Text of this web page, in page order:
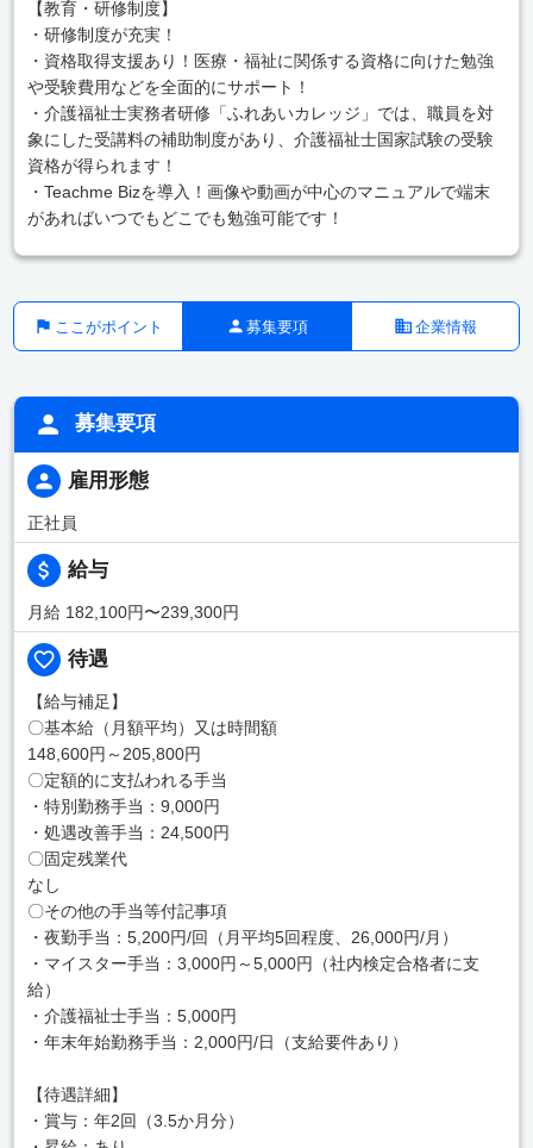
【教育・研修制度】
・研修制度が充実！
・資格取得支援あり！医療・福祉に関係する資格に向けた勉強
や受験費用などを全面的にサポート！
・介護福祉士実務者研修「ふれあいカレッジ」では、職員を対
象にした受講料の補助制度があり、介護福祉士国家試験の受験
資格が得られます！
・Teachme Bizを導入！画像や動画が中心のマニュアルで端末
があればいつでもどこでも勉強可能です！
ここがポイント 募集要項 企業情報
募集要項
雇用形態
正社員
給与
月給 182,100円〜239,300円
待遇
【給与補足】
〇基本給（月額平均）又は時間額
148,600円～205,800円
〇定額的に支払われる手当
・特別勤務手当：9,000円
・処遇改善手当：24,500円
〇固定残業代
なし
〇その他の手当等付記事項
・夜勤手当：5,200円/回（月平均5回程度、26,000円/月）
・マイスター手当：3,000円～5,000円（社内検定合格者に支
給）
・介護福祉士手当：5,000円
・年末年始勤務手当：2,000円/日（支給要件あり）
【待遇詳細】
・賞与：年2回（3.5か月分）